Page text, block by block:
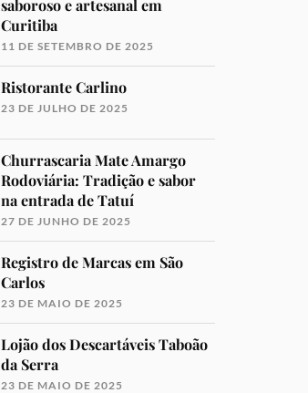
saboroso e artesanal em
Curitiba
11 DE SETEMBRO DE 2025
Ristorante Carlino
23 DE JULHO DE 2025
Churrascaria Mate Amargo
Rodoviária: Tradição e sabor
na entrada de Tatuí
27 DE JUNHO DE 2025
Registro de Marcas em São
Carlos
23 DE MAIO DE 2025
Lojão dos Descartáveis Taboão
da Serra
23 DE MAIO DE 2025